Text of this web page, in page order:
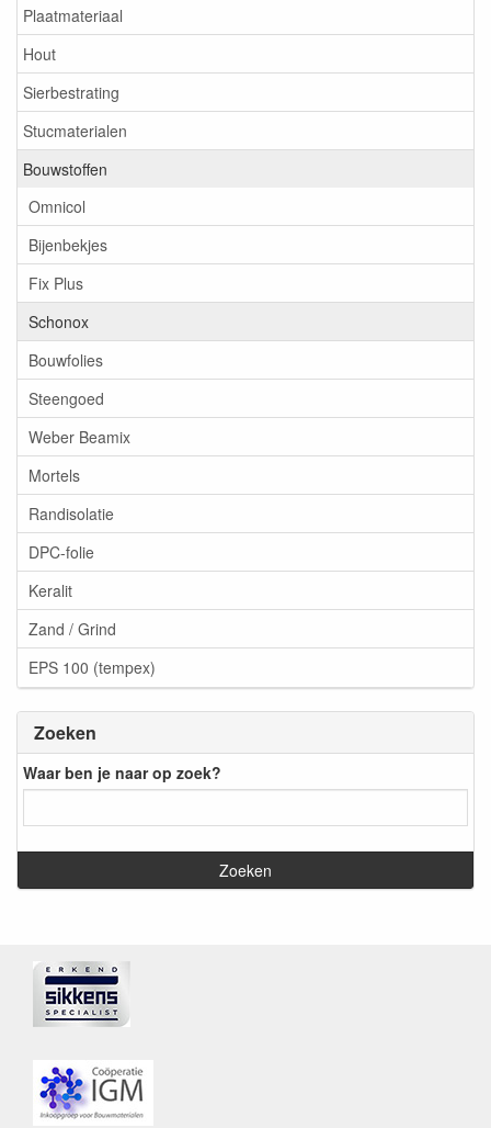
Plaatmateriaal
Hout
Sierbestrating
Stucmaterialen
Bouwstoffen
Omnicol
Bijenbekjes
Fix Plus
Schonox
Bouwfolies
Steengoed
Weber Beamix
Mortels
Randisolatie
DPC-folie
Keralit
Zand / Grind
EPS 100 (tempex)
Zoeken
Waar ben je naar op zoek?